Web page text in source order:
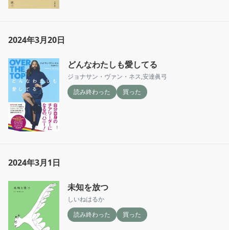
2024年3月20日
どんなわたしも愛してる
ジョナサン・ヴァン・ネス,安達眞弓
読み終わった
買った
2024年3月1日
未知を放つ
しいねはるか
読み終わった
買った